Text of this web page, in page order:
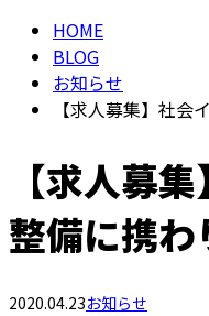
HOME
BLOG
お知らせ
【求人募集】社会
【求人募
整備に携わ
2020.04.23お知らせ